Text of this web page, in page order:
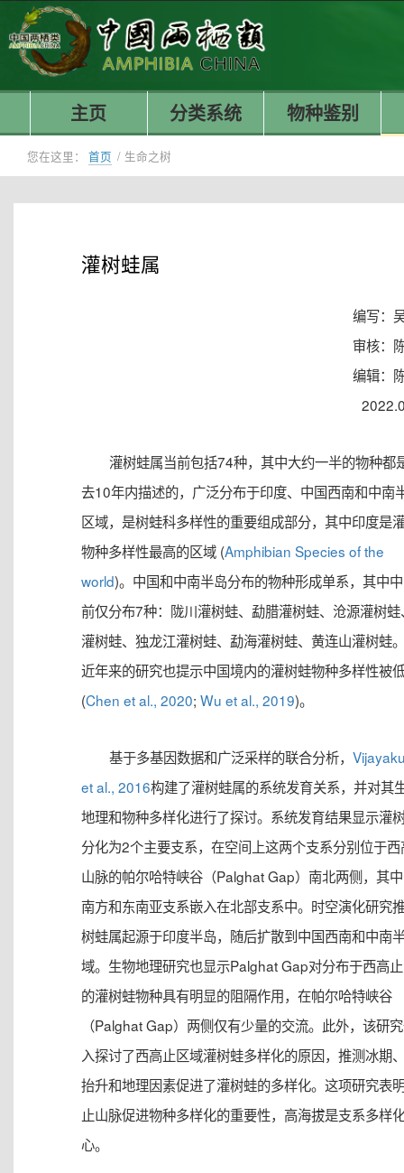
主页 分类系统 物种鉴别
您在这里： 首页 / 生命之树
灌树蛙属
编写：
审核：
编辑：
灌树蛙属当前包括74种，其中大约一半的物种都
去10年内描述的，广泛分布于印度、中国西南和中南
区域，是树蛙科多样性的重要组成部分，其中印度是
物种多样性最高的区域 (Amphibian Species of the
world)。中国和中南半岛分布的物种形成单系，其中
前仅分布7种：陇川灌树蛙、勐腊灌树蛙、沧源灌树
灌树蛙、独龙江灌树蛙、勐海灌树蛙、黄连山灌树蛙
近年来的研究也提示中国境内的灌树蛙物种多样性被
(Chen et al., 2020; Wu et al., 2019)。
基于多基因数据和广泛采样的联合分析，
et al., 2016构建了灌树蛙属的系统发育关系，并对其
地理和物种多样化进行了探讨。系统发育结果显示灌
分化为2个主要支系，在空间上这两个支系分别位于
山脉的帕尔哈特峡谷（Palghat Gap）南北两侧，其
南方和东南亚支系嵌入在北部支系中。时空演化研究
树蛙属起源于印度半岛，随后扩散到中国西南和中南
域。生物地理研究也显示Palghat Gap对分布于西高
的灌树蛙物种具有明显的阻隔作用，在帕尔哈特峡谷
（Palghat Gap）两侧仅有少量的交流。此外，该研
入探讨了西高止区域灌树蛙多样化的原因，推测冰期
抬升和地理因素促进了灌树蛙的多样化。这项研究表
止山脉促进物种多样化的重要性，高海拔是支系多样
心。